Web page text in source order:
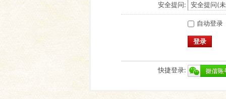
安全提问:
自动登录
登录
快捷登录: